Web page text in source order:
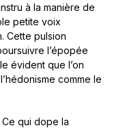
à la manière de
petite voix
Cette pulsion
l’épopée
évident que l’on
comme le
Ce qui dope la